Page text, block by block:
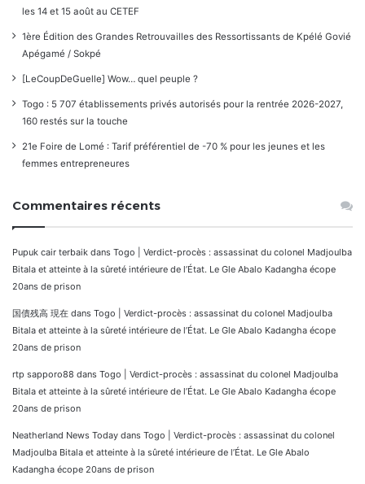
les 14 et 15 août au CETEF
1ère Édition des Grandes Retrouvailles des Ressortissants de Kpélé Govié
Apégamé / Sokpé
[LeCoupDeGuelle] Wow… quel peuple ?
Togo : 5 707 établissements privés autorisés pour la rentrée 2026-2027,
160 restés sur la touche
21e Foire de Lomé : Tarif préférentiel de -70 % pour les jeunes et les
femmes entrepreneures
Commentaires récents
Pupuk cair terbaik dans Togo | Verdict-procès : assassinat du colonel Madjoulba
Bitala et atteinte à la sûreté intérieure de l’État. Le Gle Abalo Kadangha écope
20ans de prison
国債残高 現在 dans Togo | Verdict-procès : assassinat du colonel Madjoulba
Bitala et atteinte à la sûreté intérieure de l’État. Le Gle Abalo Kadangha écope
20ans de prison
rtp sapporo88 dans Togo | Verdict-procès : assassinat du colonel Madjoulba
Bitala et atteinte à la sûreté intérieure de l’État. Le Gle Abalo Kadangha écope
20ans de prison
Neatherland News Today dans Togo | Verdict-procès : assassinat du colonel
Madjoulba Bitala et atteinte à la sûreté intérieure de l’État. Le Gle Abalo
Kadangha écope 20ans de prison